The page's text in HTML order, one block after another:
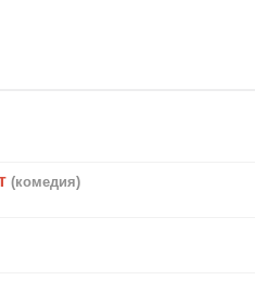
(комедия)